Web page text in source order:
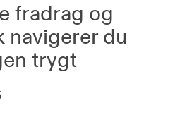
fradrag og
navigerer du
trygt